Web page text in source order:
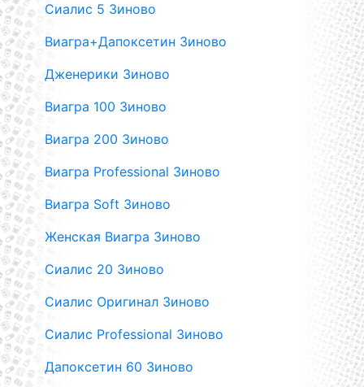
Сиалис 5 Зиново
Виагра+Дапоксетин Зиново
Дженерики Зиново
Виагра 100 Зиново
Виагра 200 Зиново
Виагра Professional Зиново
Виагра Soft Зиново
Женская Виагра Зиново
Сиалис 20 Зиново
Сиалис Оригинал Зиново
Сиалис Professional Зиново
Дапоксетин 60 Зиново